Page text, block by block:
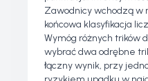
Zawodnicy wchodzą w
końcowa klasyfikacja
Wymóg różnych trików
wybrać dwa odrębne
łączny wynik, przy